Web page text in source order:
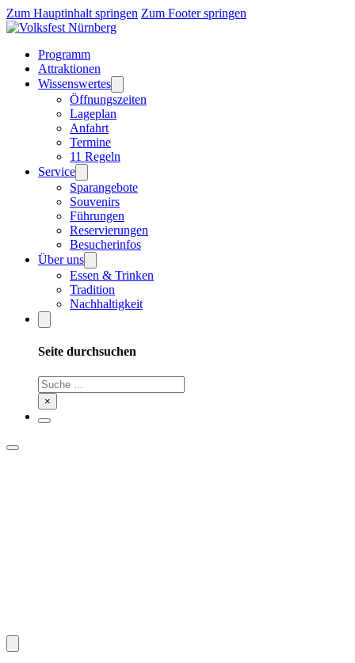
Zum Hauptinhalt springen Zum Footer springen
Programm
Attraktionen
Wissenswertes
Öffnungszeiten
Lageplan
Anfahrt
Termine
11 Regeln
Service
Sparangebote
Souvenirs
Führungen
Reservierungen
Besucherinfos
Über uns
Essen & Trinken
Tradition
Nachhaltigkeit
Seite durchsuchen
Suchen
×